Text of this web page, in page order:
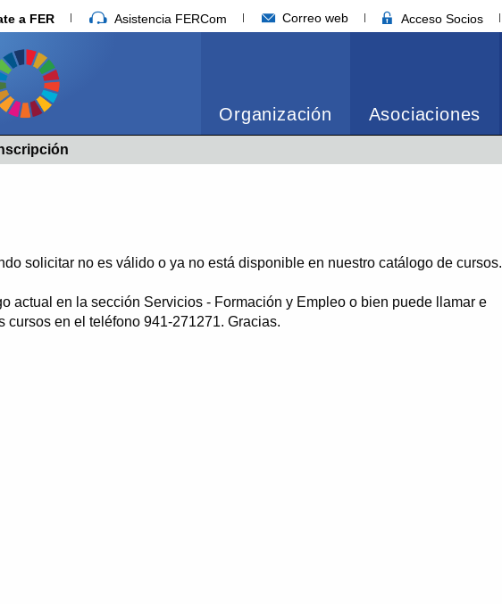
a FER Asistencia FERCom Correo web Acceso Socios
Organización Asociaciones
solicitar no es válido o ya no está disponible en nuestro catálogo de cursos.
actual en la sección Servicios - Formación y Empleo o bien puede llamar e
cursos en el teléfono 941-271271. Gracias.